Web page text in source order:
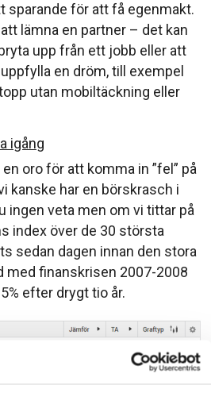
sparande för att få egenmakt.
lämna en partner – det kan
upp från ett jobb eller att
en dröm, till exempel
utan mobiltäckning eller
igång
oro för att komma in ”fel” på
kanske har en börskrasch i
ingen veta men om vi tittar på
index över de 30 största
sedan dagen innan den stora
med finanskrisen 2007-2008
efter drygt tio år.